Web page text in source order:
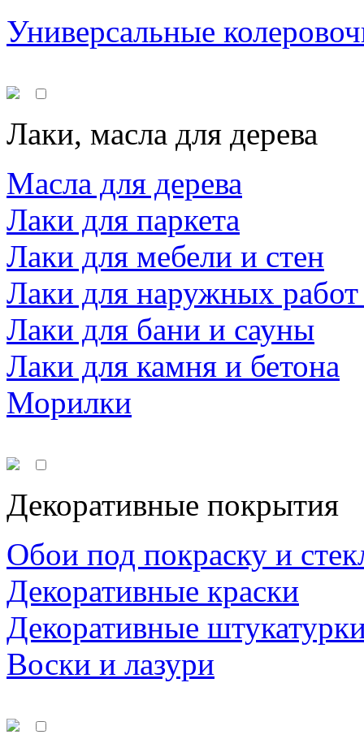
Универсальные
Лаки, масла для дерева
Масла для дерева
Лаки для паркета
Лаки для мебели и стен
Лаки для наружных
Лаки для бани и сауны
Лаки для камня и бетона
Морилки
Декоративные покрытия
Обои под покраску и
Декоративные краски
Декоративные
Воски и лазури